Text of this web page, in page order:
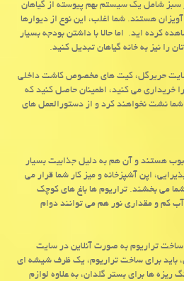
شامل یک سیستم بهم پیوسته از گیاهان
هستند. شما اغلب، این نوع از دیوارها
کرده اید. اما حالا با داشتن بودجه بسیار
را نیز به خانه گیاهان تبدیل کنید.
سایت حریرگل، کیت های مخصوص کاشت داخلی
خریداری می کنید، اطمینان حاصل کنید که
نشت نخواهند کرد و از دستورالعمل های
هستند و آن هم به دلیل جذابیت بسیار
اپن آشپزخانه و میز کار شما قرار می
می بخشند. تراریوم ها باغ های کوچک
کم و مقداری نور هم می توانند دوام
تراریوم‌ به صورت آنلاین در سایت
باید برای ساخت تراریوم، یک ظرف شیشه ای
ریزه ها برای بستر گلدان، به علاوه لوازم